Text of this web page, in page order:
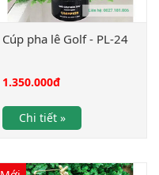
Cúp pha lê Golf - PL-24
1.350.000đ
Chi tiết »